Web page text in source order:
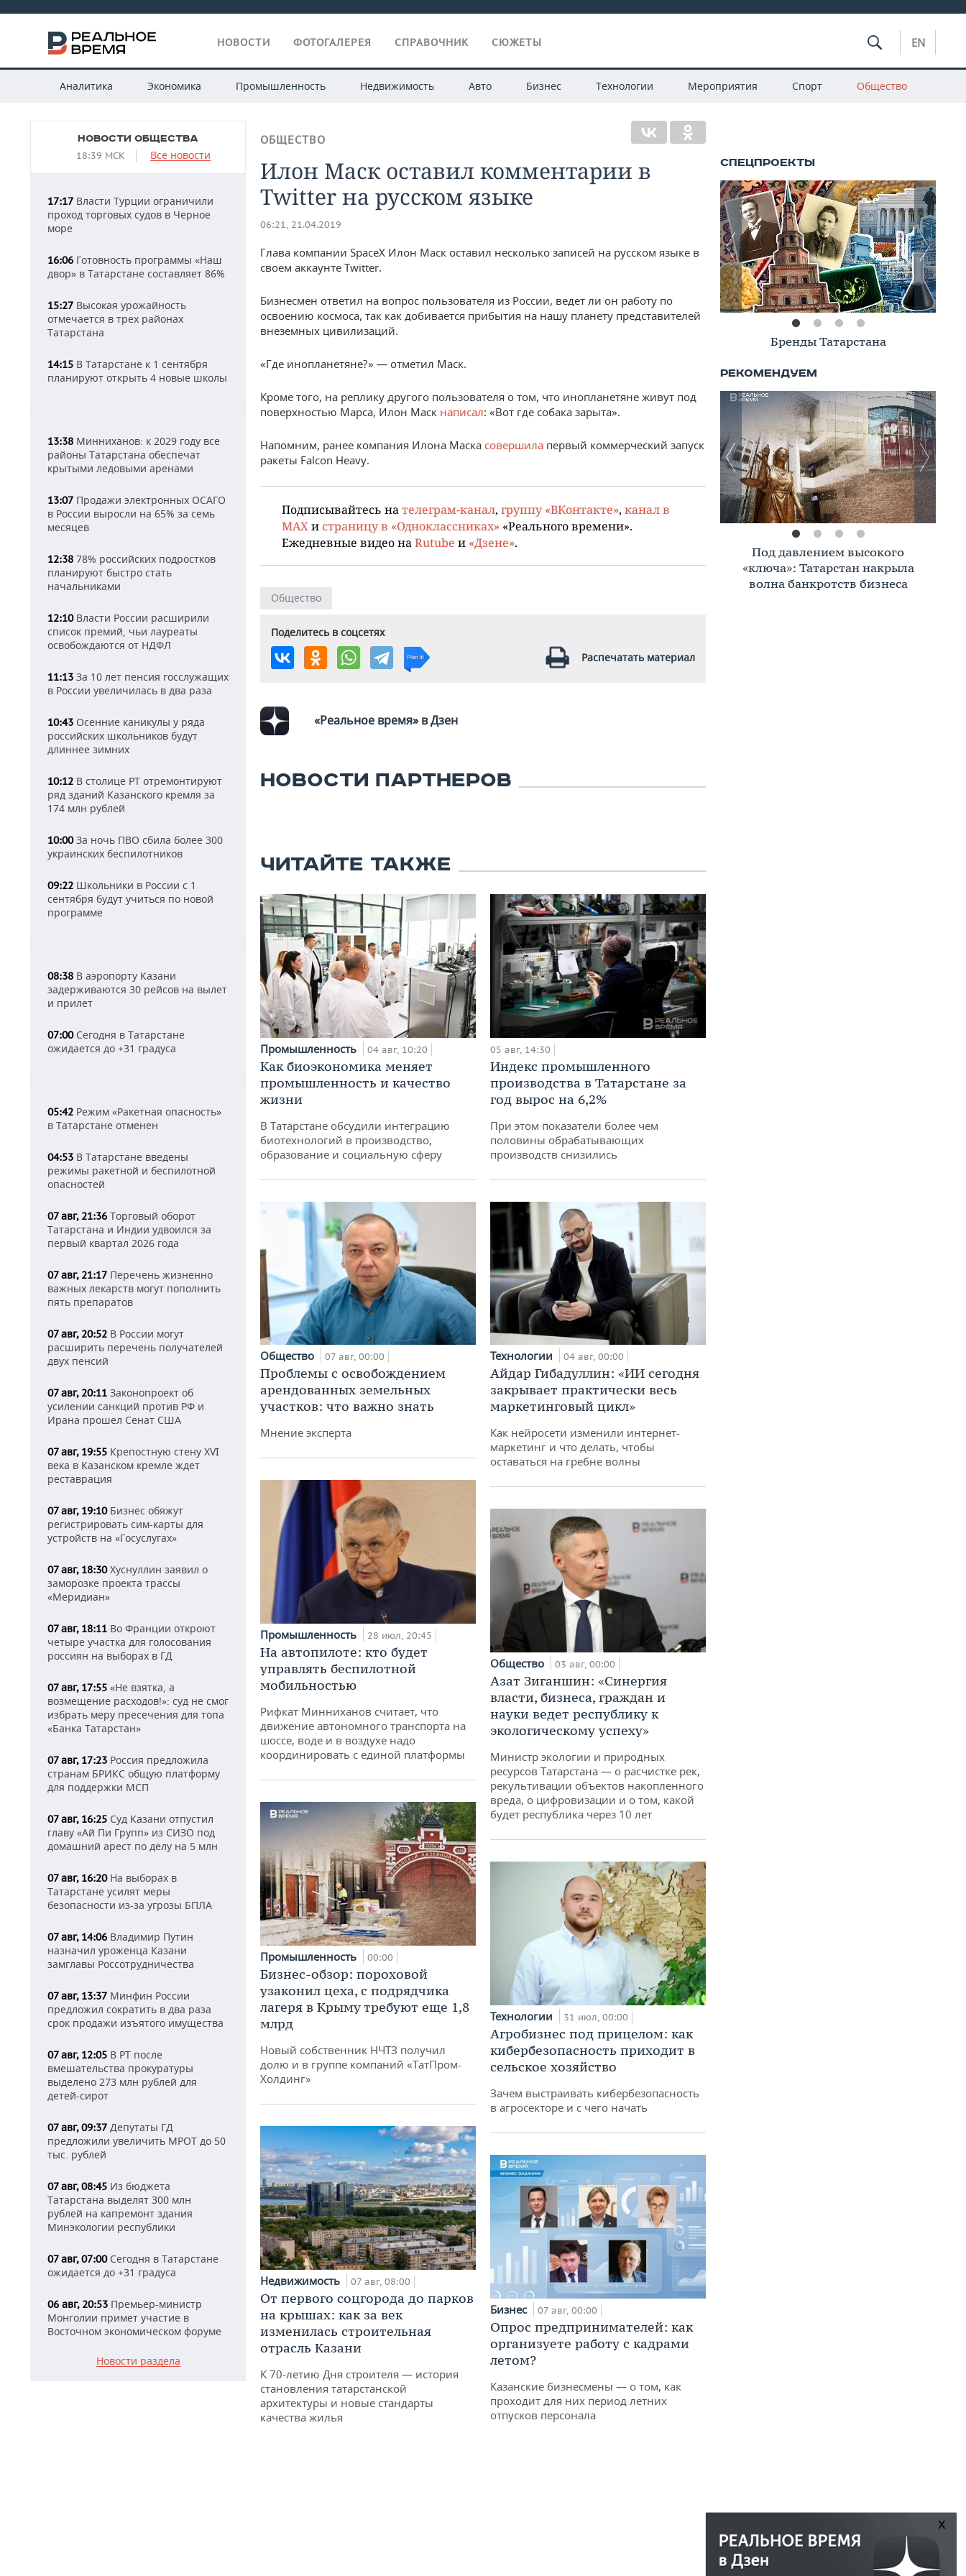
НОВОСТИ ФОТОГАЛЕРЕЯ СПРАВОЧНИК СЮЖЕТЫ EN
Аналитика Экономика Промышленность Недвижимость Авто Бизнес Технологии Мероприятия Спорт Общество
НОВОСТИ ОБЩЕСТВА
18:39 МСК Все новости
17:17 Власти Турции ограничили
проход торговых судов в Черное
море
16:06 Готовность программы «Наш
двор» в Татарстане составляет 86%
15:27 Высокая урожайность
отмечается в трех районах
Татарстана
14:15 В Татарстане к 1 сентября
планируют открыть 4 новые школы
13:38 Минниханов: к 2029 году все
районы Татарстана обеспечат
крытыми ледовыми аренами
13:07 Продажи электронных ОСАГО
в России выросли на 65% за семь
месяцев
12:38 78% российских подростков
планируют быстро стать
начальниками
12:10Власти России расширили
список премий, чьи лауреаты
освобождаются от НДФЛ
11:13 За 10 лет пенсия госслужащих
в России увеличилась в два раза
10:43 Осенние каникулы у ряда
российских школьников будут
длиннее зимних
10:12 В столице РТ отремонтируют
ряд зданий Казанского кремля за
174 млн рублей
10:00За ночь ПВО сбила более 300
украинских беспилотников
09:22 Школьники в России с 1
сентября будут учиться по новой
программе
08:38 В аэропорту Казани
задерживаются 30 рейсов на вылет
и прилет
07:00Сегодня в Татарстане
ожидается до +31 градуса
05:42 Режим «Ракетная опасность»
в Татарстане отменен
04:53 В Татарстане введены
режимы ракетной и беспилотной
опасностей
07 авг, 21:36 Торговый оборот
Татарстана и Индии удвоился за
первый квартал 2026 года
07 авг, 21:17 Перечень жизненно
важных лекарств могут пополнить
пять препаратов
07 авг, 20:52 В России могут
расширить перечень получателей
двух пенсий
07 авг, 20:11 Законопроект об
усилении санкций против РФ и
Ирана прошел Сенат США
07 авг, 19:55 Крепостную стену XVI
века в Казанском кремле ждет
реставрация
07 авг, 19:10Бизнес обяжут
регистрировать сим-карты для
устройств на «Госуслугах»
07 авг, 18:30Хуснуллин заявил о
заморозке проекта трассы
«Меридиан»
07 авг, 18:11 Во Франции откроют
четыре участка для голосования
россиян на выборах в ГД
07 авг, 17:55 «Не взятка, а
возмещение расходов!»: суд не смог
избрать меру пресечения для топа
«Банка Татарстан»
07 авг, 17:23 Россия предложила
странам БРИКС общую платформу
для поддержки МСП
07 авг, 16:25 Суд Казани отпустил
главу «Ай Пи Групп» из СИЗО под
домашний арест по делу на 5 млн
07 авг, 16:20На выборах в
Татарстане усилят меры
безопасности из-за угрозы БПЛА
07 авг, 14:06 Владимир Путин
назначил уроженца Казани
замглавы Россотрудничества
07 авг, 13:37 Минфин России
предложил сократить в два раза
срок продажи изъятого имущества
07 авг, 12:05 В РТ после
вмешательства прокуратуры
выделено 273 млн рублей для
детей-сирот
07 авг, 09:37 Депутаты ГД
предложили увеличить МРОТ до 50
тыс. рублей
07 авг, 08:45 Из бюджета
Татарстана выделят 300 млн
рублей на капремонт здания
Минэкологии республики
07 авг, 07:00Сегодня в Татарстане
ожидается до +31 градуса
06 авг, 20:53 Премьер-министр
Монголии примет участие в
Восточном экономическом форуме
Новости раздела
ОБЩЕСТВО
Илон Маск оставил комментарии в
Twitter на русском языке
06:21, 21.04.2019
Глава компании SpaceX Илон Маск оставил несколько записей на русском языке в
своем аккаунте Twitter.
Бизнесмен ответил на вопрос пользователя из России, ведет ли он работу по
освоению космоса, так как добивается прибытия на нашу планету представителей
внеземных цивилизаций.
«Где инопланетяне?» — отметил Маск.
Кроме того, на реплику другого пользователя о том, что инопланетяне живут под
поверхностью Марса, Илон Маск написал: «Вот где собака зарыта».
Напомним, ранее компания Илона Маска совершила первый коммерческий запуск
ракеты Falcon Heavy.
Подписывайтесь на телеграм-канал, группу «ВКонтакте», канал в
MAX и страницу в «Одноклассниках» «Реального времени».
Ежедневные видео на Rutube и «Дзене».
Общество
Поделитесь в соцсетях
Распечатать материал
«Реальное время» в Дзен
НОВОСТИ ПАРТНЕРОВ
ЧИТАЙТЕ ТАКЖЕ
Промышленность 04 авг, 10:20
Как биоэкономика меняет
промышленность и качество
жизни
В Татарстане обсудили интеграцию
биотехнологий в производство,
образование и социальную сферу
Общество 07 авг, 00:00
Проблемы с освобождением
арендованных земельных
участков: что важно знать
Мнение эксперта
Промышленность 28 июл, 20:45
На автопилоте: кто будет
управлять беспилотной
мобильностью
Рифкат Минниханов считает, что
движение автономного транспорта на
шоссе, воде и в воздухе надо
координировать с единой платформы
Промышленность 00:00
Бизнес-обзор: пороховой
узаконил цеха, с подрядчика
лагеря в Крыму требуют еще 1,8
млрд
Новый собственник НЧТЗ получил
долю и в группе компаний «ТатПром-
Холдинг»
Недвижимость 07 авг, 08:00
От первого соцгорода до парков
на крышах: как за век
изменилась строительная
отрасль Казани
К 70-летию Дня строителя — история
становления татарстанской
архитектуры и новые стандарты
качества жилья
05 авг, 14:30
Индекс промышленного
производства в Татарстане за
год вырос на 6,2%
При этом показатели более чем
половины обрабатывающих
производств снизились
Технологии 04 авг, 00:00
Айдар Гибадуллин: «ИИ сегодня
закрывает практически весь
маркетинговый цикл»
Как нейросети изменили интернет-
маркетинг и что делать, чтобы
оставаться на гребне волны
Общество 03 авг, 00:00
Азат Зиганшин: «Синергия
власти, бизнеса, граждан и
науки ведет республику к
экологическому успеху»
Министр экологии и природных
ресурсов Татарстана — о расчистке рек,
рекультивации объектов накопленного
вреда, о цифровизации и о том, какой
будет республика через 10 лет
Технологии 31 июл, 00:00
Агробизнес под прицелом: как
кибербезопасность приходит в
сельское хозяйство
Зачем выстраивать кибербезопасность
в агросекторе и с чего начать
Бизнес 07 авг, 00:00
Опрос предпринимателей: как
организуете работу с кадрами
летом?
Казанские бизнесмены — о том, как
проходит для них период летних
отпусков персонала
Книжная полка
Премиальное жилье в Казани:
тренды, критерии, покупатели в
2026 году
x